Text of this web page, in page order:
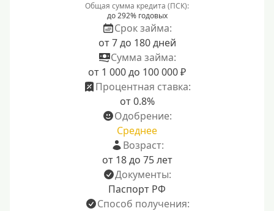
Общая сумма кредита (ПСК):
до 292% годовых
Срок займа:
от 7 до 180 дней
Сумма займа:
от 1 000 до 100 000 ₽
Процентная ставка:
от 0.8%
Одобрение:
Среднее
Возраст:
от 18 до 75 лет
Документы:
Паспорт РФ
Способ получения: